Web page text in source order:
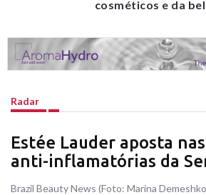
cosméticos e da
Radar
Estée Lauder aposta
anti-inflamatórias da
Brazil Beauty News (Foto: Marina